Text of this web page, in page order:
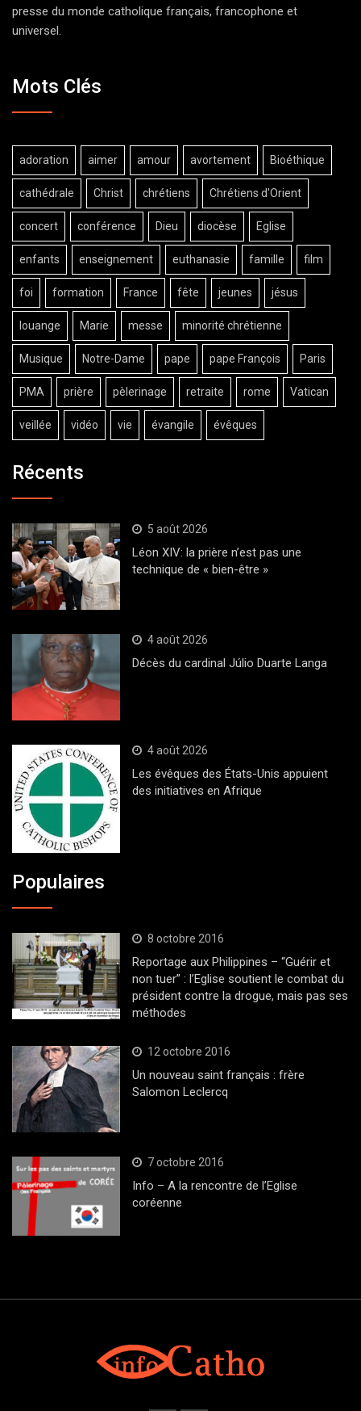
presse du monde catholique français, francophone et
universel.
Mots Clés
adoration aimer amour avortement Bioéthique
cathédrale Christ chrétiens Chrétiens d'Orient
concert conférence Dieu diocèse Eglise
enfants enseignement euthanasie famille film
foi formation France fête jeunes jésus
louange Marie messe minorité chrétienne
Musique Notre-Dame pape pape François Paris
PMA prière pèlerinage retraite rome Vatican
veillée vidéo vie évangile évêques
Récents
5 août 2026
Léon XIV: la prière n’est pas une
technique de « bien-être »
4 août 2026
Décès du cardinal Júlio Duarte Langa
4 août 2026
Les évêques des États-Unis appuient
des initiatives en Afrique
Populaires
8 octobre 2016
Reportage aux Philippines – “Guérir et
non tuer” : l’Eglise soutient le combat du
président contre la drogue, mais pas ses
méthodes
12 octobre 2016
Un nouveau saint français : frère
Salomon Leclercq
7 octobre 2016
Info – A la rencontre de l’Eglise
coréenne